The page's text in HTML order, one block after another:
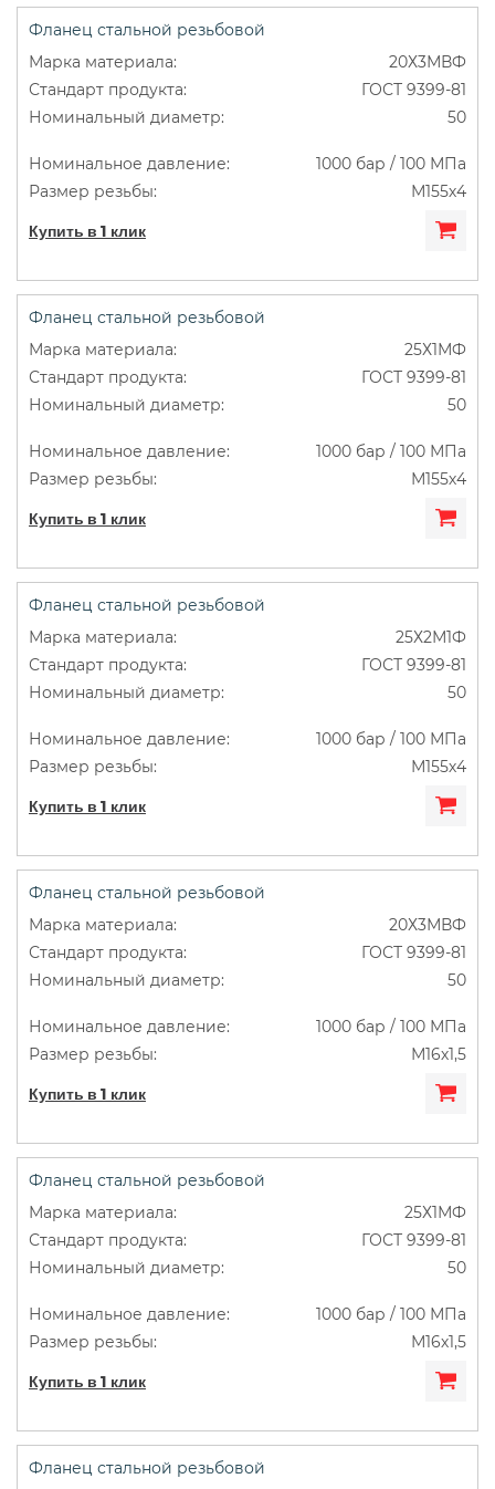
Фланец стальной резьбовой
20Х3МВФ
ГОСТ 9399-81
50
1000 бар / 100 МПа
М155х4
Купить в 1 клик
Фланец стальной резьбовой
25Х1МФ
ГОСТ 9399-81
50
1000 бар / 100 МПа
М155х4
Купить в 1 клик
Фланец стальной резьбовой
25Х2М1Ф
ГОСТ 9399-81
50
1000 бар / 100 МПа
М155х4
Купить в 1 клик
Фланец стальной резьбовой
20Х3МВФ
ГОСТ 9399-81
50
1000 бар / 100 МПа
М16х1,5
Купить в 1 клик
Фланец стальной резьбовой
25Х1МФ
ГОСТ 9399-81
50
1000 бар / 100 МПа
М16х1,5
Купить в 1 клик
Фланец стальной резьбовой